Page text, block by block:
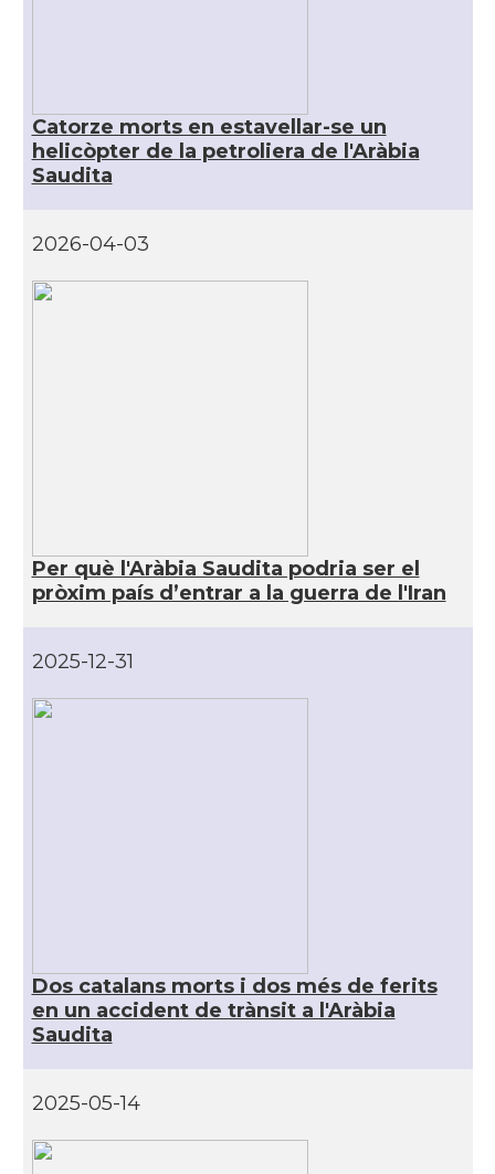
Catorze morts en estavellar-se un
helicòpter de la petroliera de l'Aràbia
Saudita
2026-04-03
Per què l'Aràbia Saudita podria ser el
pròxim país d’entrar a la guerra de l'Iran
2025-12-31
Dos catalans morts i dos més de ferits
en un accident de trànsit a l'Aràbia
Saudita
2025-05-14